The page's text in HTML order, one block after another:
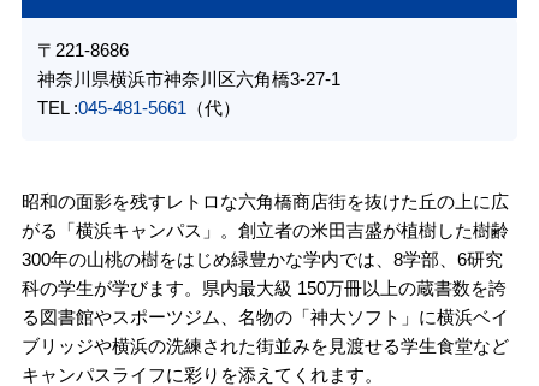
〒221-8686
神奈川県横浜市神奈川区六角橋3-27-1
TEL :045-481-5661 （代）
昭和の面影を残すレトロな六角橋商店街を抜けた丘の上に広
がる「横浜キャンパス」。創立者の米田吉盛が植樹した樹齢
300年の山桃の樹をはじめ緑豊かな学内では、8学部、6研究
科の学生が学びます。県内最大級 150万冊以上の蔵書数を誇
る図書館やスポーツジム、名物の「神大ソフト」に横浜ベイ
ブリッジや横浜の洗練された街並みを見渡せる学生食堂など
キャンパスライフに彩りを添えてくれます。